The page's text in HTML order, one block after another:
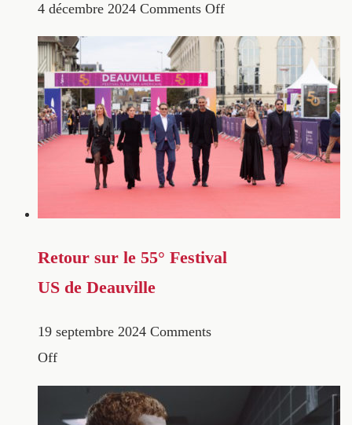
4 décembre 2024 Comments Off
Retour sur le 55° Festival
US de Deauville
19 septembre 2024 Comments
Off